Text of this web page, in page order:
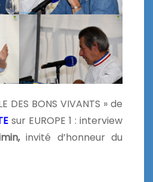
DES BONS VIVANTS » de
sur EUROPE 1 : interview
invité d’honneur du